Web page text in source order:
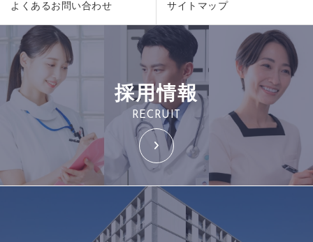
よくあるお問い合わせ サイトマップ
採用情報
RECRUIT